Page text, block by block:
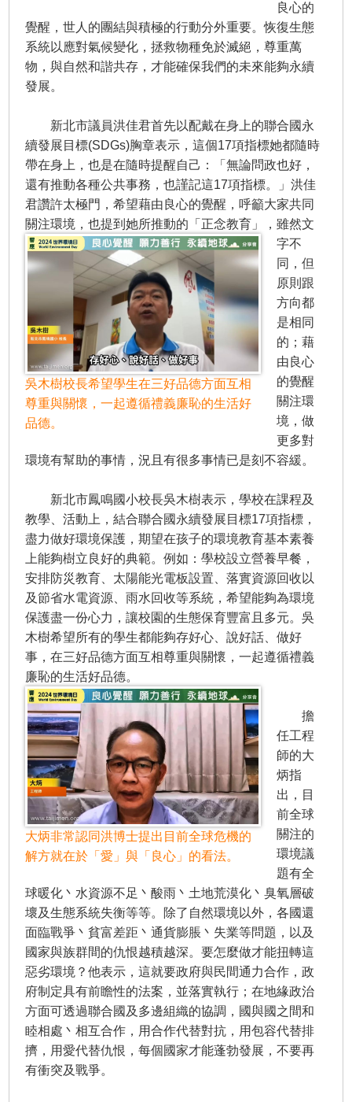
良心的
覺醒，世人的團結與積極的行動分外重要。恢復生態
系統以應對氣候變化，拯救物種免於滅絕，尊重萬
物，與自然和諧共存，才能確保我們的未來能夠永續
發展。
新北市議員洪佳君首先以配戴在身上的聯合國永
續發展目標(SDGs)胸章表示，這個17項指標她都隨時
帶在身上，也是在隨時提醒自己：「無論問政也好，
還有推動各種公共事務，也謹記這17項指標。」洪佳
君讚許太極門，希望藉由良心的覺醒，呼籲大家共同
關注環境，也提到她所推動的「正念教育」，
吳木樹校長希望學生在三好品德方面互相
尊重與關懷，一起遵循禮義廉恥的生活好
品德。
雖然文
字不
同，但
原則跟
方向都
是相同
的；藉
由良心
的覺醒
關注環
境，做
更多對
環境有幫助的事情，況且有很多事情已是刻不容緩。
新北市鳳鳴國小校長吳木樹表示，學校在課程及
教學、活動上，結合聯合國永續發展目標17項指標，
盡力做好環境保護，期望在孩子的環境教育基本素養
上能夠樹立良好的典範。例如：學校設立營養早餐，
安排防災教育、太陽能光電板設置、落實資源回收以
及節省水電資源、雨水回收等系統，希望能夠為環境
保護盡一份心力，讓校園的生態保育豐富且多元。吳
木樹希望所有的學生都能夠存好心、說好話、做好
事，在三好品德方面互相尊重與關懷，一起遵循禮義
廉恥的生活好品德。
大炳非常認同洪博士提出目前全球危機的
解方就在於「愛」與「良心」的看法。
擔
任工程
師的大
炳指
出，目
前全球
關注的
環境議
題有全
球暖化丶水資源不足丶酸雨丶土地荒漠化丶臭氧層破
壞及生態系統失衡等等。除了自然環境以外，各國還
面臨戰爭丶貧富差距丶通貨膨脹丶失業等問題，以及
國家與族群間的仇恨越積越深。要怎麼做才能扭轉這
惡劣環境？他表示，這就要政府與民間通力合作，政
府制定具有前瞻性的法案，並落實執行；在地緣政治
方面可透過聯合國及多邊組織的協調，國與國之間和
睦相處丶相互合作，用合作代替對抗，用包容代替排
擠，用愛代替仇恨，每個國家才能蓬勃發展，不要再
有衝突及戰爭。